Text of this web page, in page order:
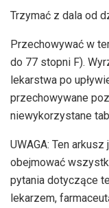
Trzymać z dala od
Przechowywać w
do 77 stopni F).
lekarstwa po
przechowywane
niewykorzystane
UWAGA: Ten
obejmować
pytania dotyczące
lekarzem,